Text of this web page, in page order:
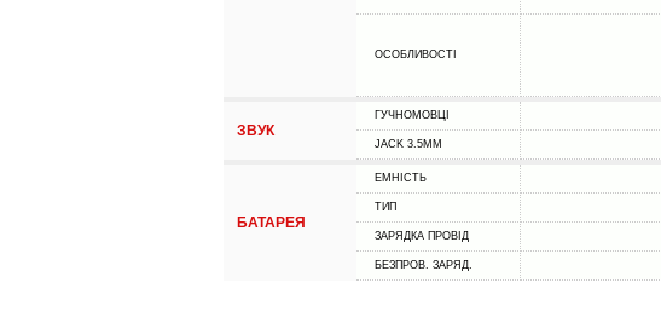
ОСОБЛИВОСТІ
ЗВУК
ГУЧНОМОВЦІ
JACK 3.5MM
БАТАРЕЯ
ЕМНІСТЬ
ТИП
ЗАРЯДКА ПРОВІД
БЕЗПРОВ. ЗАРЯД.